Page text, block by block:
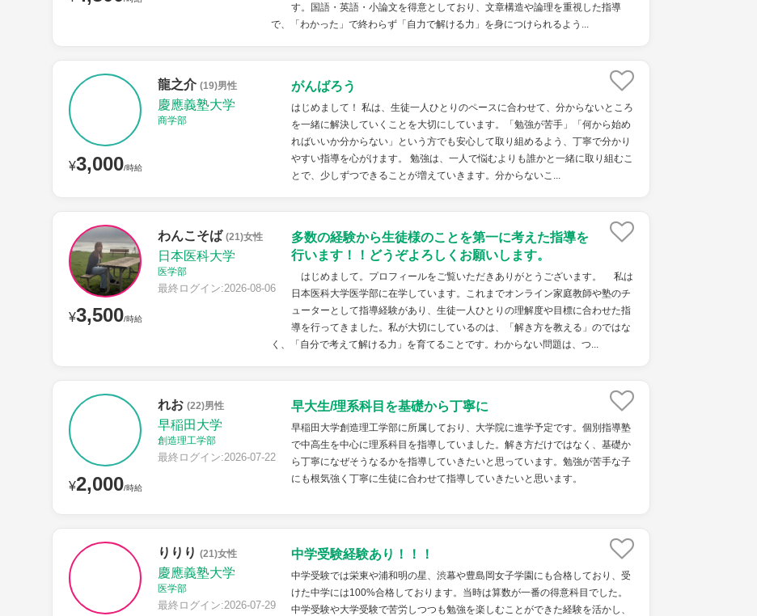
す。国語・英語・小論文を得意としており、文章構造や論理を重視した指導
で、「わかった」で終わらず「自力で解ける力」を身につけられるよう...
¥3,000/時給
龍之介 (19)男性
慶應義塾大学
商学部
がんばろう
はじめまして！ 私は、生徒一人ひとりのペースに合わせて、分からないところ
を一緒に解決していくことを大切にしています。「勉強が苦手」「何から始め
ればいいか分からない」という方でも安心して取り組めるよう、丁寧で分かり
やすい指導を心がけます。 勉強は、一人で悩むよりも誰かと一緒に取り組むこ
とで、少しずつできることが増えていきます。分からないこ...
¥3,500/時給
わんこそば (21)女性
日本医科大学
医学部
最終ログイン:2026-08-06
多数の経験から生徒様のことを第一に考えた指導を
行います！！どうぞよろしくお願いします。
はじめまして。プロフィールをご覧いただきありがとうございます。 私は
日本医科大学医学部に在学しています。これまでオンライン家庭教師や塾のチ
ューターとして指導経験があり、生徒一人ひとりの理解度や目標に合わせた指
導を行ってきました。私が大切にしているのは、「解き方を教える」のではな
く、「自分で考えて解ける力」を育てることです。わからない問題は、つ...
¥2,000/時給
れお (22)男性
早稲田大学
創造理工学部
最終ログイン:2026-07-22
早大生/理系科目を基礎から丁寧に
早稲田大学創造理工学部に所属しており、大学院に進学予定です。個別指導塾
で中高生を中心に理系科目を指導していました。解き方だけではなく、基礎か
ら丁寧になぜそうなるかを指導していきたいと思っています。勉強が苦手な子
にも根気強く丁寧に生徒に合わせて指導していきたいと思います。
りりり (21)女性
慶應義塾大学
医学部
最終ログイン:2026-07-29
中学受験経験あり！！！
中学受験では栄東や浦和明の星、渋幕や豊島岡女子学園にも合格しており、受
けた中学には100%合格しております。当時は算数が一番の得意科目でした。
中学受験や大学受験で苦労しつつも勉強を楽しむことができた経験を活かし、